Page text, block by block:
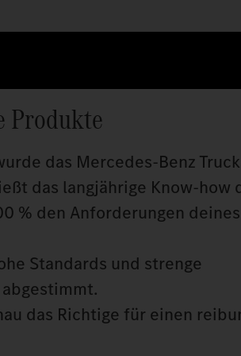
Produkte
das Mercedes‑Benz
das langjährige Know‑how
% den Anforderungen
Standards und strenge
das Richtige für einen